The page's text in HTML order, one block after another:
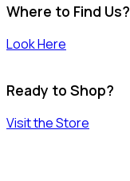
Where to Find Us?
Look Here
Ready to Shop?
Visit the Store